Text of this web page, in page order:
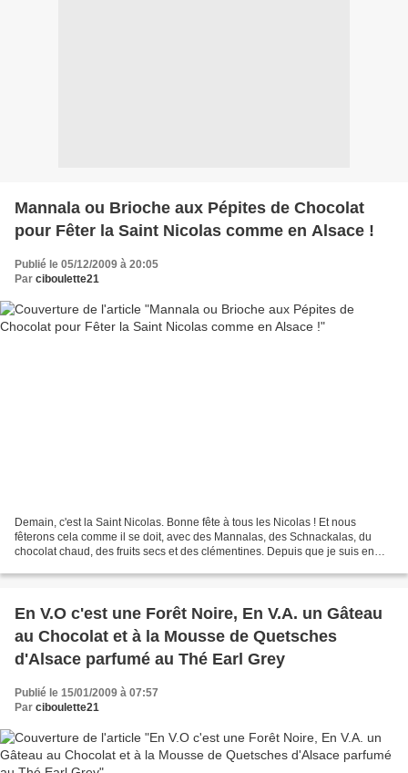
Mannala ou Brioche aux Pépites de Chocolat
pour Fêter la Saint Nicolas comme en Alsace !
Publié le 05/12/2009 à 20:05
Par ciboulette21
Demain, c'est la Saint Nicolas. Bonne fête à tous les Nicolas ! Et nous
fêterons cela comme il se doit, avec des Mannalas, des Schnackalas, du
chocolat chaud, des fruits secs et des clémentines. Depuis que je suis en
En V.O c'est une Forêt Noire, En V.A. un Gâteau
au Chocolat et à la Mousse de Quetsches
d'Alsace parfumé au Thé Earl Grey
Publié le 15/01/2009 à 07:57
Par ciboulette21